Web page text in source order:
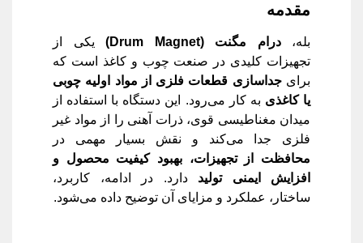
مقدمه
بله،درام مگنت (Drum Magnet)
یکی از
تجهیزات کلیدی در صنعت چوب و کاغذ است که
برایجدا‌سازی قطعات فلزی از مواد اولیه چوبی
یا کاغذی به کار می‌رود. این دستگاه با استفاده از
میدان مغناطیسی قوی، ذرات آهنی را از مواد غیر
فلزی جدا می‌کند و نقش بسیار مهمی در
محافظت از تجهیزات، بهبود کیفیت محصول و
افزایش ایمنی تولید دارد. در ادامه، کاربرد،
ساختار، عملکرد و مزایای آن توضیح داده می‌شود.